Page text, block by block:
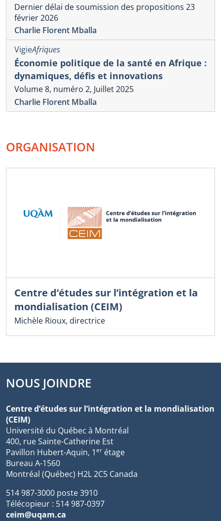
Dernier délai de soumission des propositions 23
février 2026
Charlie Florent Mballa
VigieAfriques
Économie politique de la santé en Afrique :
dynamiques, défis et innovations
Volume 8, numéro 2, Juillet 2025
Charlie Florent Mballa
ORGANISATION
Centre d’études sur l’intégration et la
mondialisation (CEIM)
Michèle Rioux, directrice
NOUS JOINDRE
Centre d’études sur l’intégration et la mondialisation
(CEIM)
Université du Québec à Montréal
400, rue Sainte-Catherine Est
Pavillon Hubert-Aquin, 1er étage
Bureau A-1560
Montréal (Québec) H2L 2C5 Canada
514 987-3000 poste 3910
Télécopieur : 514 987-0397
ceim@uqam.ca